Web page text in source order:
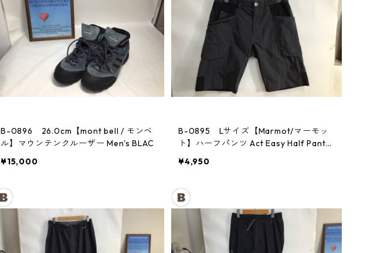
B-0896 26.0cm【mont bell / モンベ
ル】マウンテンクルーザー Men's BLAC
¥15,000
B-0895 Lサイズ【Marmot/マーモッ
ト】ハーフパンツ Act Easy Half Pant
¥4,950